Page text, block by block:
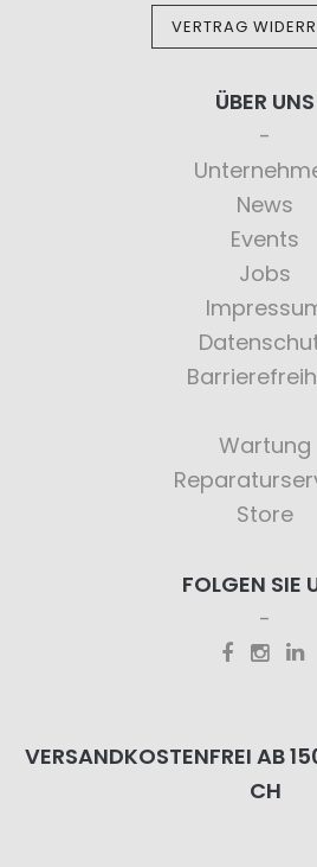
VERTRAG
ÜBER UNS
News
Events
Jobs
Wartung
Store
FOLGEN SIE
VERSANDKOSTENFREI AB
CH